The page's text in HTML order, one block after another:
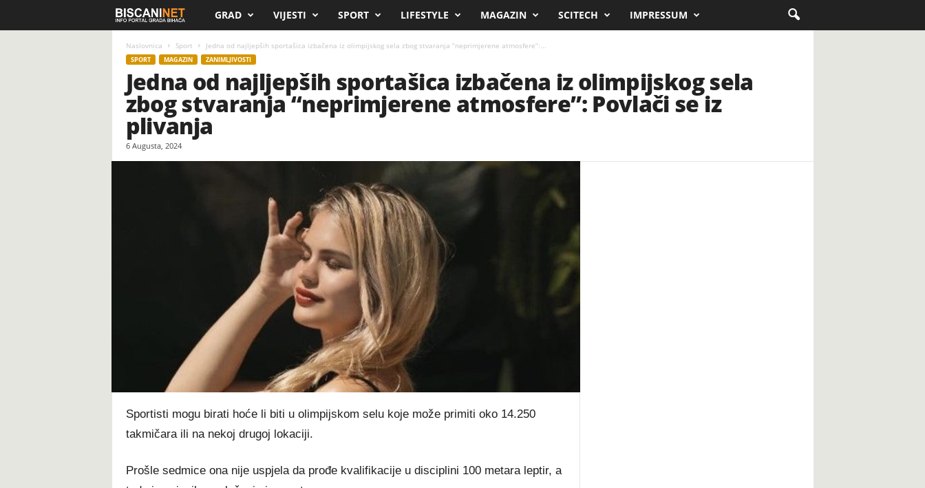
c
a
GRAD VIJESTI SPORT LIFESTYLE MAGAZIN SCITECH IMPRESSUM
Naslovnica Sport Jedna od najljepših sportašica izbačena iz olimpijskog sela zbog stvaranja “neprimjerene atmosfere”:...
SPORT MAGAZIN ZANIMLJIVOSTI
Jedna od najljepših sportašica izbačena iz olimpijskog sela
zbog stvaranja “neprimjerene atmosfere”: Povlači se iz
plivanja
6 Augusta, 2024
Sportisti mogu birati hoće li biti u olimpijskom selu koje može primiti oko 14.250
takmičara ili na nekoj drugoj lokaciji.
Prošle sedmice ona nije uspjela da prođe kvalifikacije u disciplini 100 metara leptir, a